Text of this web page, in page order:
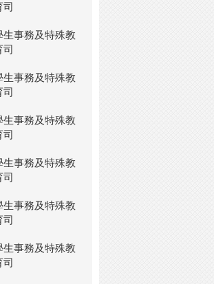
司
生事務及特殊教
司
生事務及特殊教
司
生事務及特殊教
司
生事務及特殊教
司
生事務及特殊教
司
生事務及特殊教
司